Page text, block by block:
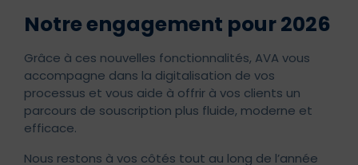
Notre engagement pour 2026
Grâce à ces nouvelles fonctionnalités, AVA vous
accompagne dans la digitalisation de vos
processus et vous aide à offrir à vos clients un
parcours de souscription plus fluide, moderne et
efficace.
Nous restons à vos côtés tout au long de l’année